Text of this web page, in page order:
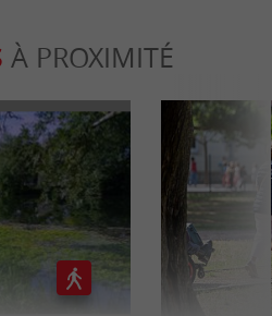
À PROXIMITÉ